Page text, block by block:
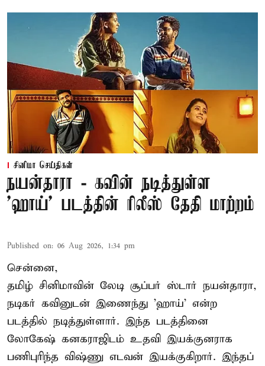
சினிமா செய்திகள்
நயன்தாரா - கவின் நடித்துள்ள
'ஹாய்' படத்தின் ரிலீஸ் தேதி மாற்றம்
Published on: 06 Aug 2026, 1:34 pm
சென்னை,
தமிழ் சினிமாவின் லேடி சூப்பர் ஸ்டார் நயன்தாரா,
நடிகர் கவினுடன் இணைந்து 'ஹாய்' என்ற
படத்தில் நடித்துள்ளார். இந்த படத்தினை
லோகேஷ் கனகராஜிடம் உதவி இயக்குனராக
பணிபுரிந்த விஷ்ணு எடவன் இயக்குகிறார். இந்தப்